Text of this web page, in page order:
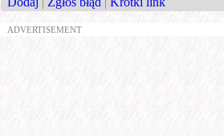
ADVERTISEMENT